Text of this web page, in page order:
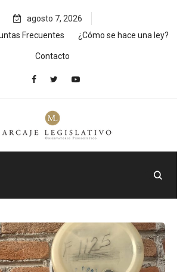
agosto 7, 2026
Frecuentes ¿Cómo se hace una ley?
Contacto